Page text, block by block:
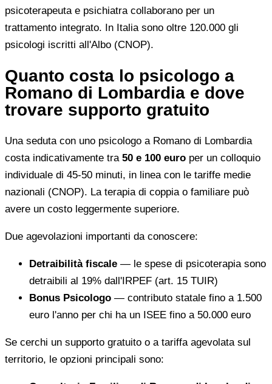
psicoterapeuta e psichiatra collaborano per un
trattamento integrato. In Italia sono oltre 120.000 gli
psicologi iscritti all'Albo (CNOP).
Quanto costa lo psicologo a
Romano di Lombardia e dove
trovare supporto gratuito
Una seduta con uno psicologo a Romano di Lombardia
costa indicativamente tra 50 e 100 euro per un colloquio
individuale di 45-50 minuti, in linea con le tariffe medie
nazionali (CNOP). La terapia di coppia o familiare può
avere un costo leggermente superiore.
Due agevolazioni importanti da conoscere:
Detraibilità fiscale — le spese di psicoterapia sono
detraibili al 19% dall'IRPEF (art. 15 TUIR)
Bonus Psicologo — contributo statale fino a 1.500
euro l'anno per chi ha un ISEE fino a 50.000 euro
Se cerchi un supporto gratuito o a tariffa agevolata sul
territorio, le opzioni principali sono: